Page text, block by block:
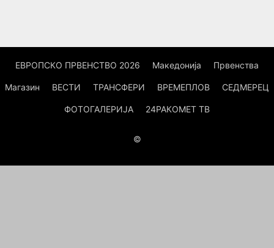
ЕВРОПСКО ПРВЕНСТВО 2026 Македонија Првенства
Магазин ВЕСТИ ТРАНСФЕРИ ВРЕМЕПЛОВ СЕДМЕРЕЦ
ФОТОГАЛЕРИЈА 24РАКОМЕТ ТВ
©